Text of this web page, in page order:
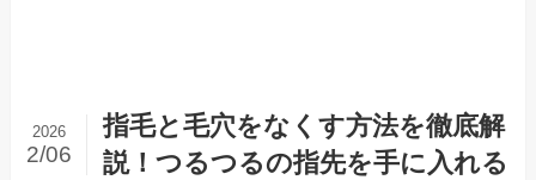
指毛と毛穴をなくす方法を徹底解
説！つるつるの指先を手に入れる
2026
2/06